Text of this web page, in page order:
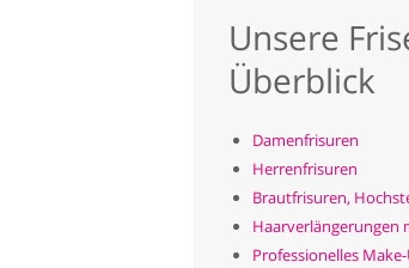
Unsere
Überblick
Damenfrisuren
Herrenfrisuren
Brautfrisuren,
Haarverlängerungen
Professionelles